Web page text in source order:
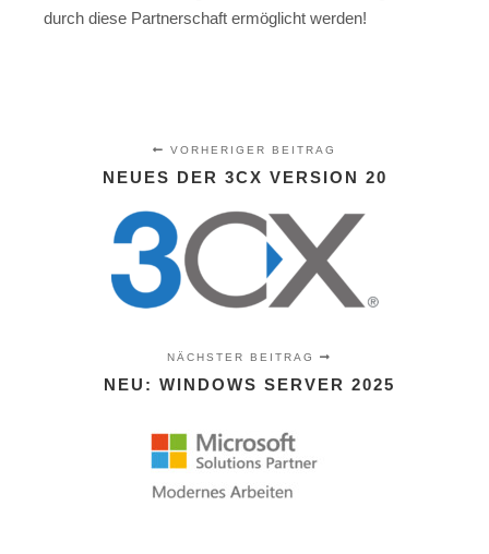
durch diese Partnerschaft ermöglicht werden!
VORHERIGER BEITRAG
NEUES DER 3CX VERSION 20
NÄCHSTER BEITRAG
NEU: WINDOWS SERVER 2025